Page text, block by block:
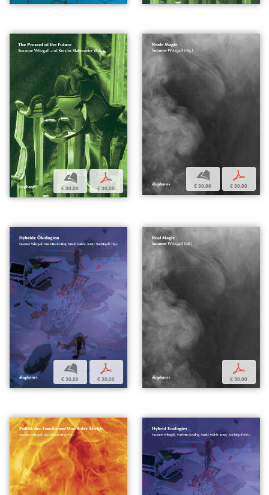
b
€ 30,00
p
€ 30,00
b
€ 30,00
p
€ 30,00
b
€ 30,00
p
€ 30,00
p
€ 30,00